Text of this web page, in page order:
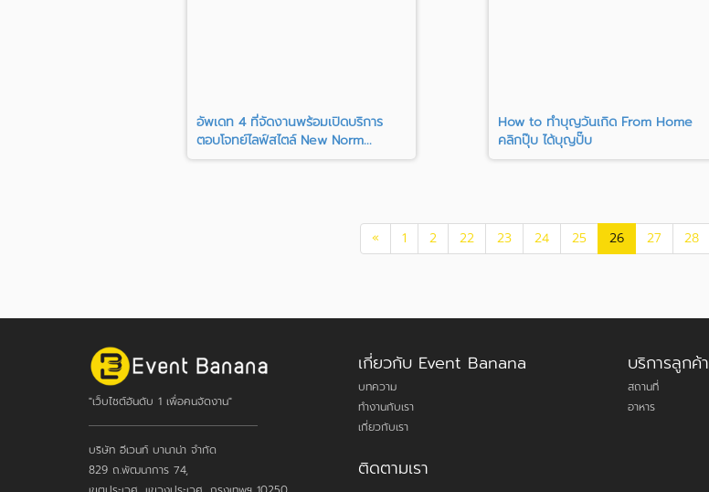
อัพเดท 4 ที่จัดงานพร้อมเปิดบริการ
ตอบโจทย์ไลฟ์สไตล์ New Norm...
How to ทำบุญวันเกิด From Home
คลิกปุ๊บ ได้บุญปั๊บ
« 1 2 22 23 24 25 26 27 28
"เว็บไซต์อันดับ 1 เพื่อคนจัดงาน"
บริษัท อีเวนท์ บานาน่า จำกัด
829 ถ.พัฒนาการ 74,
เกี่ยวกับ Event Banana
บทความ
ทำงานกับเรา
เกี่ยวกับเรา
ติดตามเรา
บริการลูกค้า
สถานที่
อาหาร